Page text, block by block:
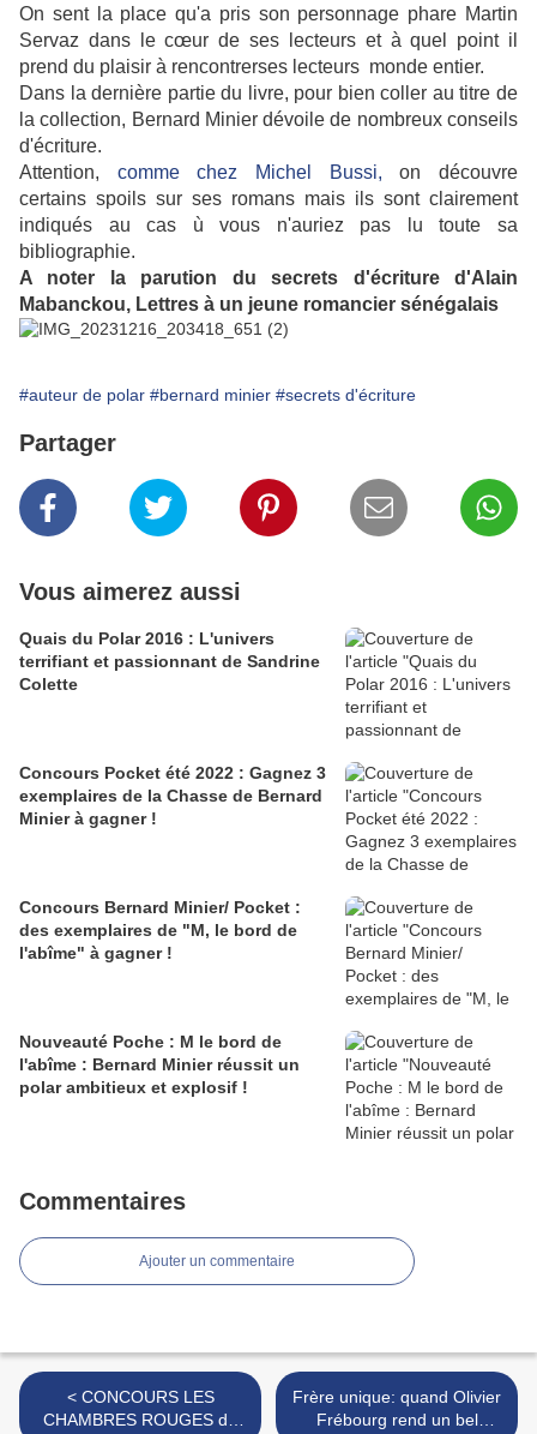
On sent la place qu'a pris son personnage phare Martin
Servaz dans le cœur de ses lecteurs et à quel point il
prend du plaisir à rencontrerses lecteurs monde entier.
Dans la dernière partie du livre, pour bien coller au titre de
la collection, Bernard Minier dévoile de nombreux conseils
d'écriture.
Attention, comme chez Michel Bussi, on découvre
certains spoils sur ses romans mais ils sont clairement
indiqués au cas ù vous n'auriez pas lu toute sa
bibliographie.
A noter la parution du secrets d'écriture d'Alain
Mabanckou, Lettres à un jeune romancier sénégalais
#auteur de polar #bernard minier #secrets d'écriture
Partager
Vous aimerez aussi
Quais du Polar 2016 : L'univers
terrifiant et passionnant de Sandrine
Colette
Concours Pocket été 2022 : Gagnez 3
exemplaires de la Chasse de Bernard
Minier à gagner !
Concours Bernard Minier/ Pocket :
des exemplaires de "M, le bord de
l'abîme" à gagner !
Nouveauté Poche : M le bord de
l'abîme : Bernard Minier réussit un
polar ambitieux et explosif !
Commentaires
Ajouter un commentaire
< CONCOURS LES
CHAMBRES ROUGES de
Frère unique: quand Olivier
Frébourg rend un bel